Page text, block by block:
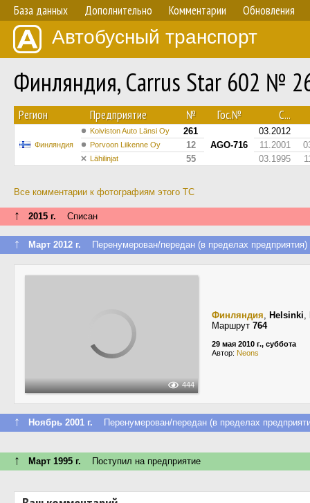
База данных Дополнительно Комментарии Обновления
Автобусный транспорт
Финляндия, Carrus Star 602 №
Регион Предприятие № Гос.№ С...
Финляндия
Koiviston Auto Länsi Oy
261
AGO-716
03.2012
Porvoon Liikenne Oy 12 11.2001
Lähilinjat 55 03.1995
Все комментарии к фотографиям этого ТС
↑ 2015 г. Списан
↑ Март 2012 г. Перенумерован/передан (в пределах предприятия)
444
Финляндия, Helsinki,
Маршрут 764
29 мая 2010 г., суббота
Автор: Neons
↑ Ноябрь 2001 г. Перенумерован/передан (в пределах
↑ Март 1995 г. Поступил на предприятие